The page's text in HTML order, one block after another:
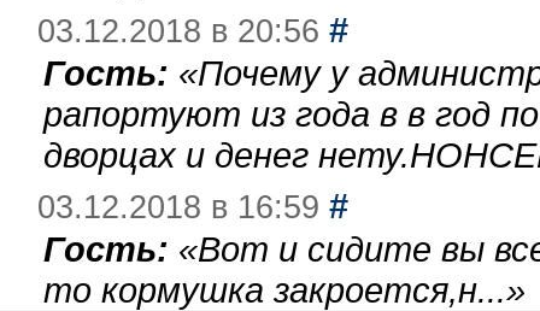
03.12.2018 в 20:56 #
Гость: «Почему у
рапортуют из года в в год
дворцах и денег
03.12.2018 в 16:59 #
Гость: «Вот и сидите вы
то кормушка закроется,н...»